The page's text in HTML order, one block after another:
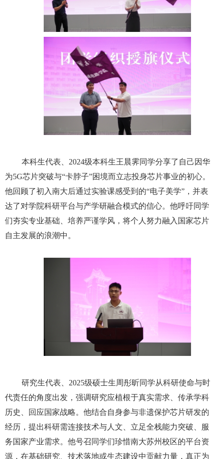
本科生代表、 2024级本科生王晨霁同学分享了自己因华
为5G芯片突破与“卡脖子”困境而立志投身芯片事业的初心。
他回顾了初入南大后通过实验课感受到的“电子美学” ，并表
达了对学院科研平台与产学研融合模式的信心。他呼吁同学
们夯实专业基础、培养严谨学风，将个人努力融入国家芯片
自主发展的浪潮中。
研究生代表、 2025级硕士生周彤昕同学从科研使命与时
代责任的角度出发，强调研究应植根于真实需求、传承学科
历史、回应国家战略。他结合自身参与非遗保护芯片研发的
经历，提出科研需连接技术与人文、立足全栈能力突破、服
务国家产业需求。他号召同学们珍惜南大苏州校区的平台资
源，在基础研究、技术落地或生态建设中贡献力量，真正为